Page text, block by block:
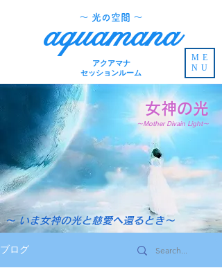
aquamana
​～ 光の空間 ～
アクアマナ
セッションルーム
ME
NU
～Mother Divain Light～
女神の光
～ いま女神の光と慈愛へ還るとき～
ブログ